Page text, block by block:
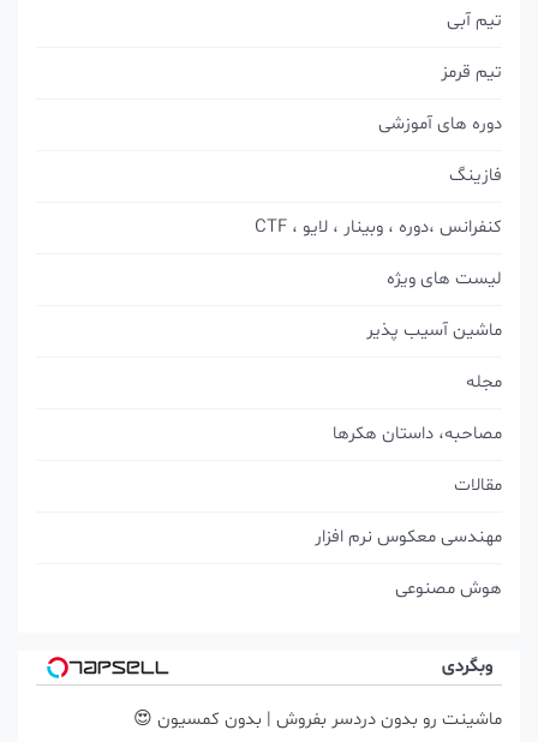
تیم آبی
تیم قرمز
دوره های آموزشی
فازینگ
کنفرانس ،دوره ، وبینار ، لایو ، CTF
لیست های ویژه
ماشین آسیب پذیر
مصاحبه، داستان هکرها
مقالات
مهندسی معکوس نرم افزار
هوش مصنوعی
وبگردی
ماشینت رو بدون دردسر بفروش | بدون کمسیون 😍